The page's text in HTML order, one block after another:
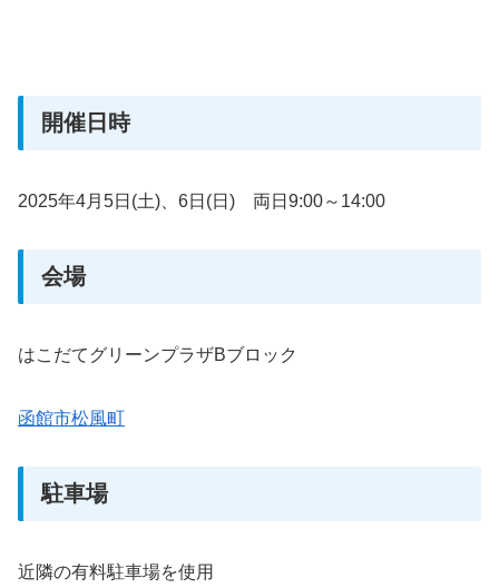
開催日時
2025年4月5日(土)、6日(日) 両日9:00～14:00
会場
はこだてグリーンプラザBブロック
函館市松風町
駐車場
近隣の有料駐車場を使用